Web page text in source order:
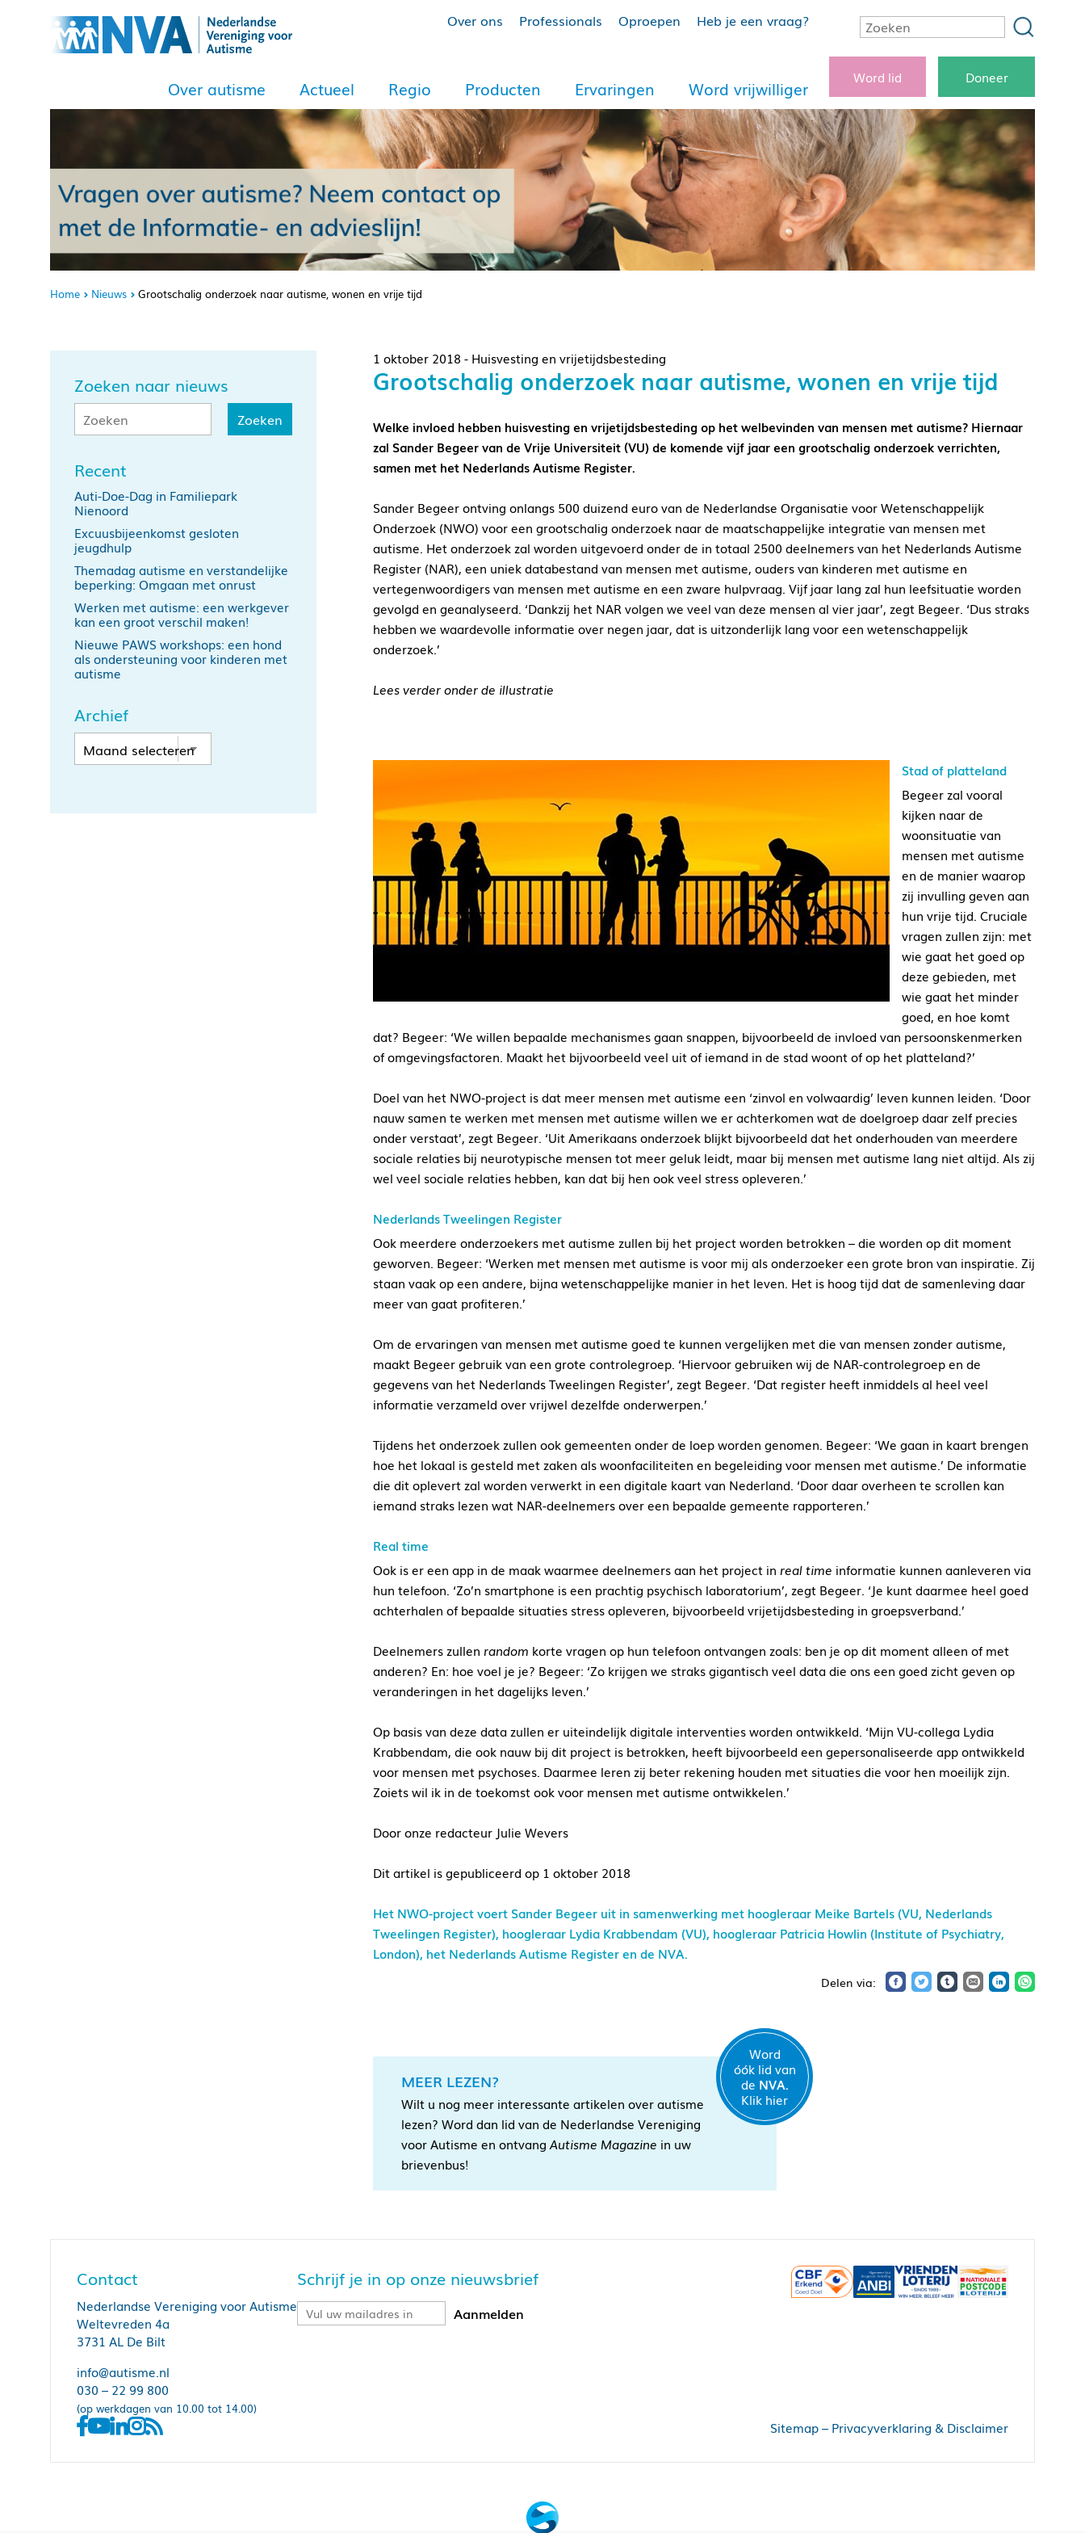
Over ons Professionals Oproepen Heb je een vraag?
Over autisme Actueel Regio Producten Ervaringen Word vrijwilliger
Word lid Doneer
Home Nieuws Grootschalig onderzoek naar autisme, wonen en vrije tijd
Zoeken naar nieuws
Recent
Auti-Doe-Dag in Familiepark
Nienoord
Excuusbijeenkomst gesloten
jeugdhulp
Themadag autisme en verstandelijke
beperking: Omgaan met onrust
Werken met autisme: een werkgever
kan een groot verschil maken!
Nieuwe PAWS workshops: een hond
als ondersteuning voor kinderen met
autisme
Archief
1 oktober 2018 - Huisvesting en vrijetijdsbesteding
Grootschalig onderzoek naar autisme, wonen en vrije tijd
Welke invloed hebben huisvesting en vrijetijdsbesteding op het welbevinden van mensen met autisme? Hiernaar
zal Sander Begeer van de Vrije Universiteit (VU) de komende vijf jaar een grootschalig onderzoek verrichten,
samen met het Nederlands Autisme Register.
Sander Begeer ontving onlangs 500 duizend euro van de Nederlandse Organisatie voor Wetenschappelijk
Onderzoek (NWO) voor een grootschalig onderzoek naar de maatschappelijke integratie van mensen met
autisme. Het onderzoek zal worden uitgevoerd onder de in totaal 2500 deelnemers van het Nederlands Autisme
Register (NAR), een uniek databestand van mensen met autisme, ouders van kinderen met autisme en
vertegenwoordigers van mensen met autisme en een zware hulpvraag. Vijf jaar lang zal hun leefsituatie worden
gevolgd en geanalyseerd. ‘Dankzij het NAR volgen we veel van deze mensen al vier jaar’, zegt Begeer. ‘Dus straks
hebben we waardevolle informatie over negen jaar, dat is uitzonderlijk lang voor een wetenschappelijk
onderzoek.’
Lees verder onder de illustratie
Stad of platteland
Begeer zal vooral
kijken naar de
woonsituatie van
mensen met autisme
en de manier waarop
zij invulling geven aan
hun vrije tijd. Cruciale
vragen zullen zijn: met
wie gaat het goed op
deze gebieden, met
wie gaat het minder
goed, en hoe komt
dat? Begeer: ‘We willen bepaalde mechanismes gaan snappen, bijvoorbeeld de invloed van persoonskenmerken
of omgevingsfactoren. Maakt het bijvoorbeeld veel uit of iemand in de stad woont of op het platteland?’
Doel van het NWO-project is dat meer mensen met autisme een ‘zinvol en volwaardig’ leven kunnen leiden. ‘Door
nauw samen te werken met mensen met autisme willen we er achterkomen wat de doelgroep daar zelf precies
onder verstaat’, zegt Begeer. ‘Uit Amerikaans onderzoek blijkt bijvoorbeeld dat het onderhouden van meerdere
sociale relaties bij neurotypische mensen tot meer geluk leidt, maar bij mensen met autisme lang niet altijd. Als zij
wel veel sociale relaties hebben, kan dat bij hen ook veel stress opleveren.’
Nederlands Tweelingen Register
Ook meerdere onderzoekers met autisme zullen bij het project worden betrokken – die worden op dit moment
geworven. Begeer: ‘Werken met mensen met autisme is voor mij als onderzoeker een grote bron van inspiratie. Zij
staan vaak op een andere, bijna wetenschappelijke manier in het leven. Het is hoog tijd dat de samenleving daar
meer van gaat profiteren.’
Om de ervaringen van mensen met autisme goed te kunnen vergelijken met die van mensen zonder autisme,
maakt Begeer gebruik van een grote controlegroep. ‘Hiervoor gebruiken wij de NAR-controlegroep en de
gegevens van het Nederlands Tweelingen Register’, zegt Begeer. ‘Dat register heeft inmiddels al heel veel
informatie verzameld over vrijwel dezelfde onderwerpen.’
Tijdens het onderzoek zullen ook gemeenten onder de loep worden genomen. Begeer: ‘We gaan in kaart brengen
hoe het lokaal is gesteld met zaken als woonfaciliteiten en begeleiding voor mensen met autisme.’ De informatie
die dit oplevert zal worden verwerkt in een digitale kaart van Nederland. ‘Door daar overheen te scrollen kan
iemand straks lezen wat NAR-deelnemers over een bepaalde gemeente rapporteren.’
Real time
Ook is er een app in de maak waarmee deelnemers aan het project in real time informatie kunnen aanleveren via
hun telefoon. ‘Zo’n smartphone is een prachtig psychisch laboratorium’, zegt Begeer. ‘Je kunt daarmee heel goed
achterhalen of bepaalde situaties stress opleveren, bijvoorbeeld vrijetijdsbesteding in groepsverband.’
Deelnemers zullen random korte vragen op hun telefoon ontvangen zoals: ben je op dit moment alleen of met
anderen? En: hoe voel je je? Begeer: ‘Zo krijgen we straks gigantisch veel data die ons een goed zicht geven op
veranderingen in het dagelijks leven.’
Op basis van deze data zullen er uiteindelijk digitale interventies worden ontwikkeld. ‘Mijn VU-collega Lydia
Krabbendam, die ook nauw bij dit project is betrokken, heeft bijvoorbeeld een gepersonaliseerde app ontwikkeld
voor mensen met psychoses. Daarmee leren zij beter rekening houden met situaties die voor hen moeilijk zijn.
Zoiets wil ik in de toekomst ook voor mensen met autisme ontwikkelen.’
Door onze redacteur Julie Wevers
Dit artikel is gepubliceerd op 1 oktober 2018
Het NWO-project voert Sander Begeer uit in samenwerking met hoogleraar Meike Bartels (VU, Nederlands
Tweelingen Register), hoogleraar Lydia Krabbendam (VU), hoogleraar Patricia Howlin (Institute of Psychiatry,
London), het Nederlands Autisme Register en de NVA.
MEER LEZEN?
Wilt u nog meer interessante artikelen over autisme
lezen? Word dan lid van de Nederlandse Vereniging
voor Autisme en ontvang Autisme Magazine in uw
brievenbus!
Word
óók lid van
de NVA.
Klik hier
Contact
Nederlandse Vereniging voor Autisme
Weltevreden 4a
3731 AL De Bilt
info@autisme.nl
030 – 22 99 800
(op werkdagen van 10.00 tot 14.00)
Schrijf je in op onze nieuwsbrief
Sitemap– Privacyverklaring & Disclaimer